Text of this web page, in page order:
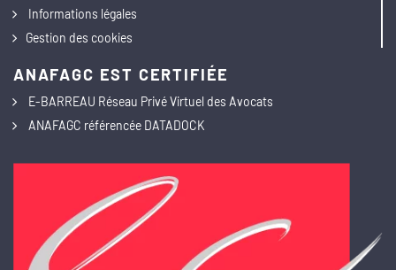
Informations légales
Gestion des cookies
ANAFAGC EST CERTIFIÉE
E-BARREAU Réseau Privé Virtuel des Avocats
ANAFAGC référencée DATADOCK